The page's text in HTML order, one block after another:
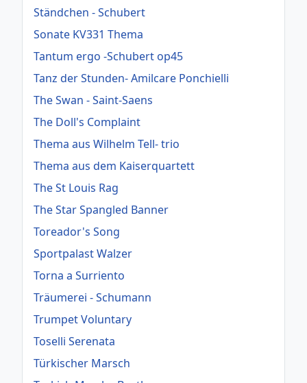
Ständchen - Schubert
Sonate KV331 Thema
Tantum ergo -Schubert op45
Tanz der Stunden- Amilcare Ponchielli
The Swan - Saint-Saens
The Doll's Complaint
Thema aus Wilhelm Tell- trio
Thema aus dem Kaiserquartett
The St Louis Rag
The Star Spangled Banner
Toreador's Song
Sportpalast Walzer
Torna a Surriento
Träumerei - Schumann
Trumpet Voluntary
Toselli Serenata
Türkischer Marsch